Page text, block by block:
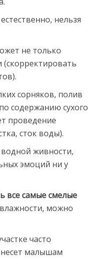
нельзя
не только
(скорректировать
сорняков, полив
содержанию сухого
проведение
сток воды).
живности,
эмоций ни у
все самые смелые
можно
часто
малышам